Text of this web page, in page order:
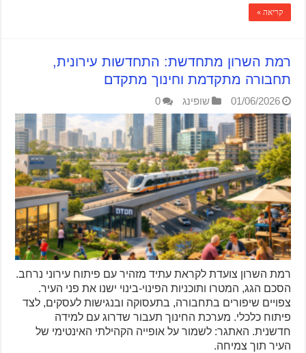
קריאה »
רמת השרון מתחדשת: התחדשות עירונית,
תחבורה מתקדמת וחינוך מתקדם
01/06/2026 שופינג 0
רמת השרון צועדת לקראת עתיד מזהיר עם פיתוח עירוני נרחב.
הסכם הגג, המטרו ותוכניות הפינוי-בינוי ישנו את פני העיר.
צפויים שיפורים בתחבורה, בתעסוקה ובנגישות לעסקים, לצד
פיתוח כלכלי. מערכת החינוך תעבור שדרוג עם למידה
חדשנית. האתגר: לשמור על אופייה הקהילתי האינטימי של
העיר תוך צמיחה.